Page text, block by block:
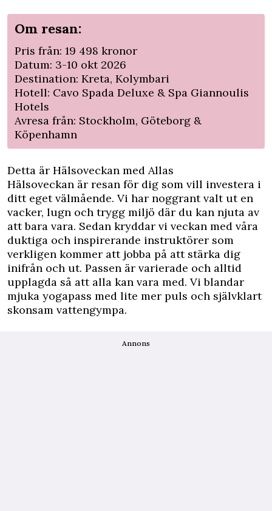
Om resan:
Pris från: 19 498 kronor
Datum: 3-10 okt 2026
Destination: Kreta, Kolymbari
Hotell: Cavo Spada Deluxe & Spa Giannoulis
Hotels
Avresa från: Stockholm, Göteborg &
Köpenhamn
Detta är Hälsoveckan med Allas
Hälsoveckan är resan för dig som vill investera i
ditt eget välmående. Vi har noggrant valt ut en
vacker, lugn och trygg miljö där du kan njuta av
att bara vara. Sedan kryddar vi veckan med våra
duktiga och inspirerande instruktörer som
verkligen kommer att jobba på att stärka dig
inifrån och ut. Passen är varierade och alltid
upplagda så att alla kan vara med. Vi blandar
mjuka yogapass med lite mer puls och självklart
skonsam vattengympa.
Annons